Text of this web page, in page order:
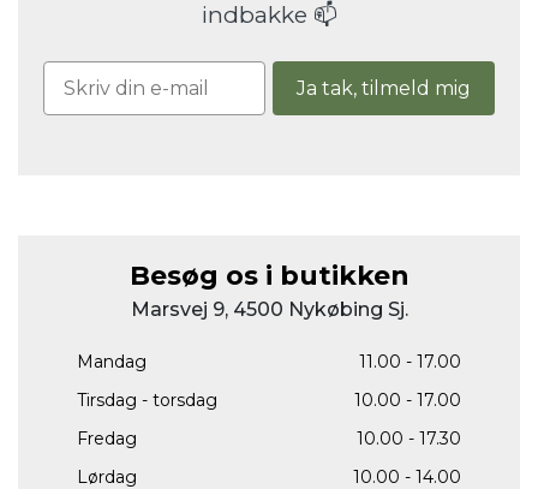
indbakke 📫
Ja tak, tilmeld mig
Besøg os i butikken
Marsvej 9, 4500 Nykøbing Sj.
Mandag
11.00 - 17.00
Tirsdag - torsdag
10.00 - 17.00
Fredag
10.00 - 17.30
Lørdag
10.00 - 14.00